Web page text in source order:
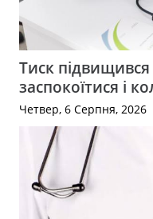
Тиск
заспокоїтися і
Четвер, 6 Серпня, 2026